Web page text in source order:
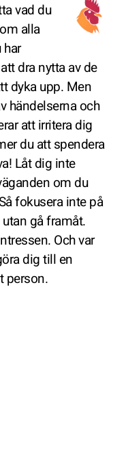
vad du
alla
dra nytta av de
dyka upp. Men
händelserna och
att irritera dig
du att spendera
Låt dig inte
om du
fokusera inte på
gå framåt.
Och var
dig till en
person.